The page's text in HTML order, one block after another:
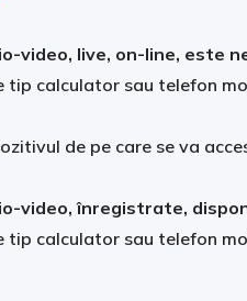
video, live, on-line, este
calculator sau telefon
de pe care se va
video, înregistrate,
calculator sau telefon